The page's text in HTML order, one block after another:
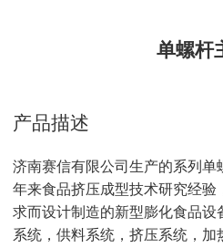
单螺杆
产品描述
济南赛信有限公司生产的系列单
年来食品挤压成型技术研究经验
求而设计制造的新型膨化食品设
系统，供料系统，挤压系统，